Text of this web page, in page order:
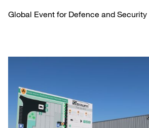
Global Event for Defence and Security